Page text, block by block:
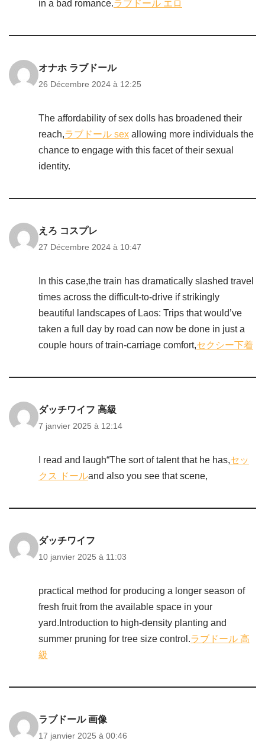
in a bad romance.ラブドール エロ
オナホ ラブドール
26 Décembre 2024 à 12:25
The affordability of sex dolls has broadened their
reach,ラブドール sex allowing more individuals the
chance to engage with this facet of their sexual
identity.
えろ コスプレ
27 Décembre 2024 à 10:47
In this case,the train has dramatically slashed travel
times across the difficult-to-drive if strikingly
beautiful landscapes of Laos: Trips that would’ve
taken a full day by road can now be done in just a
couple hours of train-carriage comfort,セクシー下着
ダッチワイフ 高級
7 janvier 2025 à 12:14
I read and laugh“The sort of talent that he has,セッ
クス ドールand also you see that scene,
ダッチワイフ
10 janvier 2025 à 11:03
practical method for producing a longer season of
fresh fruit from the available space in your
yard.Introduction to high-density planting and
summer pruning for tree size control.ラブドール 高
級
ラブドール 画像
17 janvier 2025 à 00:46